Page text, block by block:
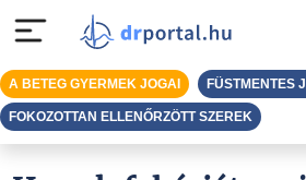
A BETEG GYERMEK JOGAI FÜSTMENTES
FOKOZOTTAN ELLENŐRZÖTT SZEREK